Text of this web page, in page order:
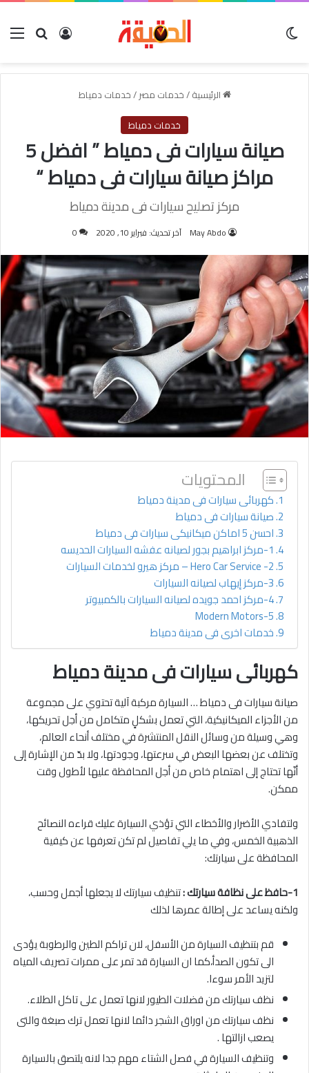
بحث عنتسجيل
الرئيسية/خدمات مصر/خدمات دمياط
خدمات دمياط
صيانة سيارات فى دمياط ” افضل 5
مراكز صيانة سيارات فى دمياط “
مركز تصليح سيارات فى مدينة دمياط
May Abdo آخر تحديث: فبراير 10, 2020 0
المحتويات
كهربائى سيارات فى مدينة دمياط
صيانة سيارات فى دمياط
احسن 5 اماكن ميكانيكى سيارات فى دمياط
1-مركز ابراهيم بجور لصيانه عفشه السيارات الحديسه
2- Hero Car Service – مركز هيرو لخدمات السيارات
3-مركز إيهاب لصيانه السيارات
4-مركز احمد جويده لصيانه السيارات بالكمبيوتر
5-Modern Motors
خدمات اخرى فى مدينة دمياط
كهربائى سيارات فى مدينة دمياط
صيانة سيارات فى دمياط … السيارة مركبة آلية تحتوي على مجموعة
من الأجزاء الميكانيكية، التي تعمل بشكلٍ متكامل من أجل تحريكها،
وهي وسيلة من وسائل النقل المنتشرة في مختلف أنحاء العالم،
وتختلف عن بعضها البعض في سرعتها، وجودتها، ولا بدّ من الإشارة إلى
أنّها تحتاج إلى اهتمام خاص من أجل المحافظة عليها لأطول وقت
ممكن.
ولتفادي الأضرار والأخطاء التي تؤذي السيارة عليك قراءه النصائح
الذهبية الخمس، وفي ما يلي تفاصيل لم تكن تعرفها عن كيفية
المحافظة على سيارتك:
1-حافظ على نظافة سيارتك :
تنظيف سيارتك لا يجعلها أجمل وحسب،
ولكنه يساعد على إطالة عمرها لذلك
قم بتنظيف السيارة من الأسفل، لان تراكم الطين والرطوبة يؤدى
الى تكون الصدأ،كما ان السيارة قد تمر على ممرات تصريف المياه
لتزيد الأمر سوءا.
نظف سيارتك من فضلات الطيور لانها تعمل على تاكل الطلاء.
نظف سيارتك من اوراق الشجر دائما لانها تعمل ترك صبغة والتى
يصعب ازالتها .
وتنظيف السيارة في فصل الشتاء مهم جدا لانه يلتصق بالسيارة